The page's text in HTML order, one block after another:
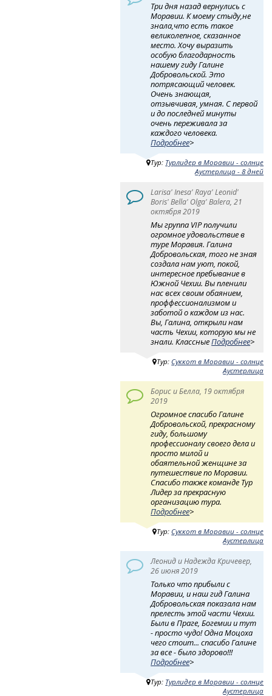
Три дня назад вернулись с
Моравии. К моему стыду,не
знала,что есть такое
великолепное, сказанное
место. Хочу выразить
особую благодарность
нашему гиду Галине
Добровольской. Это
потрясающий человек.
Очень знающая,
отзывчивая, умная. С первой
и до последней минуты
очень переживала за
каждого человека.
Подробнее>
Тур: Турлидер в Моравии - солнце
Аустерлица - 8 дней
Larisa' Inesa' Raya' Leonid'
Boris' Bella' Olga' Balera, 21
октября 2019
Мы группа VIP получили
огромное удовольствие в
туре Моравия. Галина
Добровольская, того не зная
создала нам уют, покой,
интересное пребывание в
Южной Чехии. Вы пленили
нас всех своим обаянием,
проффессионализмом и
заботой о каждом из нас.
Вы, Галина, открыли нам
часть Чехии, которую мы не
знали. КлассныеПодробнее>
Тур: Суккот в Моравии - солнце
Аустерлица
Борис и Белла, 19 октября
2019
Огромное спасибо Галине
Добровольской, прекрасному
гиду, большому
профессионалу своего дела и
просто милой и
обаятельной женщине за
путешествие по Моравии.
Спасибо также команде Тур
Лидер за прекрасную
организацию тура.
Подробнее>
Тур: Суккот в Моравии - солнце
Аустерлица
Леонид и Надежда Кричевер,
26 июня 2019
Только что прибыли с
Моравии, и наш гид Галина
Добровольская показала нам
прелесть этой части Чехии.
Были в Праге, Богемии и тут
- просто чудо! Одна Моцоха
чего стоит... спасибо Галине
за все - было здорово!!!
Подробнее>
Тур: Турлидер в Моравии - солнце
Аустерлица